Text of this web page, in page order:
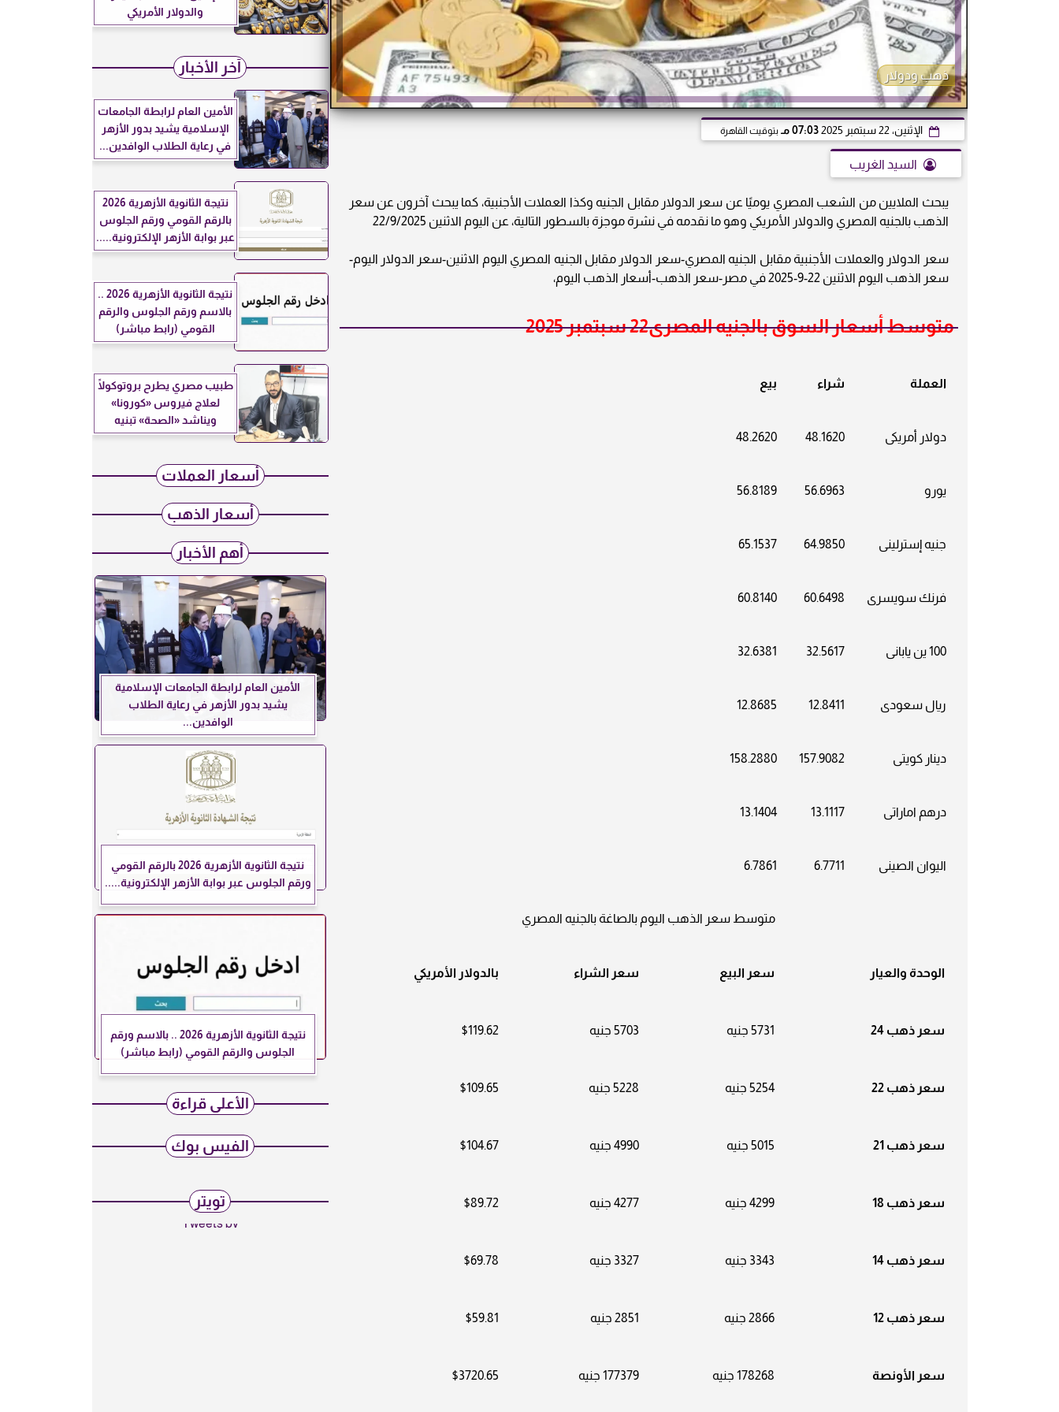
ذهب ودولار
الإثنين، 22 سبتمبر 2025 07:03 مـ بتوقيت القاهرة
السيد الغريب
يبحث الملايين من الشعب المصري يوميًا عن سعر الدولار مقابل الجنيه وكذا العملات الأجنبية، كما يبحث آخرون عن سعر
الذهب بالجنيه المصري والدولار الأمريكي وهو ما نقدمه في نشرة موجزة بالسطور التالية، عن اليوم الاثنين 22/9/2025
سعر الدولار والعملات الأجنبية مقابل الجنيه المصري-سعر الدولار مقابل الجنيه المصري اليوم الاثنين-سعر الدولار اليوم-
سعر الذهب اليوم الاثنين 22-9-2025 في مصر-سعر الذهب-أسعار الذهب اليوم،
متوسط أسعار السوق بالجنيه المصرى22 سبتمبر 2025
العملة شراء بيع
دولار أمريكى 48.1620
48.2620
يورو 56.6963
56.8189
جنيه إسترلينى 64.9850
65.1537
فرنك سويسرى 60.6498
60.8140
100 ين يابانى 32.5617
32.6381
ريال سعودى 12.8411
12.8685
دينار كويتى 157.9082
158.2880
درهم اماراتى 13.1117
13.1404
اليوان الصينى 6.7711
6.7861
متوسط سعر الذهب اليوم بالصاغة بالجنيه المصري
الوحدة والعيار سعر البيع سعر الشراء بالدولار الأمريكي
سعر ذهب 24 5731 جنيه 5703 جنيه $119.62
سعر ذهب 22 5254 جنيه 5228 جنيه $109.65
سعر ذهب 21 5015 جنيه 4990 جنيه $104.67
سعر ذهب 18 4299 جنيه 4277 جنيه $89.72
سعر ذهب 14 3343 جنيه 3327 جنيه $69.78
سعر ذهب 12 2866 جنيه 2851 جنيه $59.81
سعر الأونصة 178268 جنيه 177379 جنيه $3720.65
والدولار الأمريكي
آخر الأخبار
الأمين العام لرابطة الجامعات
الإسلامية يشيد بدور الأزهر
في رعاية الطلاب الوافدين...
نتيجة الثانوية الأزهرية 2026
بالرقم القومي ورقم الجلوس
عبر بوابة الأزهر الإلكترونية.....
نتيجة الثانوية الأزهرية 2026 ..
بالاسم ورقم الجلوس والرقم
القومي (رابط مباشر)
طبيب مصري يطرح بروتوكولًا
لعلاج فيروس «كورونا»
ويناشد «الصحة» تبنيه
أسعار العملات
أسعار الذهب
أهم الأخبار
الأمين العام لرابطة الجامعات الإسلامية
يشيد بدور الأزهر في رعاية الطلاب
الوافدين...
نتيجة الثانوية الأزهرية 2026 بالرقم القومي
ورقم الجلوس عبر بوابة الأزهر الإلكترونية.....
نتيجة الثانوية الأزهرية 2026 .. بالاسم ورقم
الجلوس والرقم القومي (رابط مباشر)
الأعلى قراءة
الفيس بوك
تويتر
Tweets by